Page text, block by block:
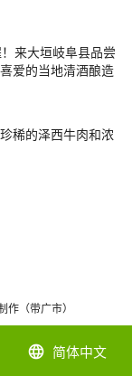
来大垣岐阜县品尝
爱的当地清酒酿造
稀的泽西牛肉和浓
（带广市）
language 简体中文